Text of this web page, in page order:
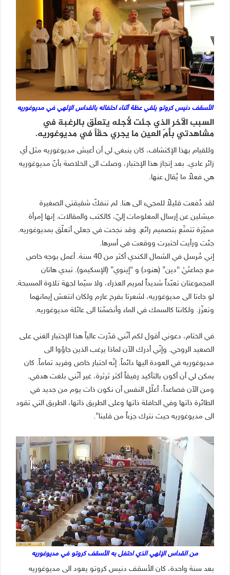
الأسقف دنيس كروتو يلقي عظة أثناء احتفاله بالقداس الإلهي في مديوغوريه
السبب الآخر الذي جئت لأجله يتعلّق بالرغبة في
مشاهدتي بأمّ العين ما يجري حقّاً في مديوغوريه.
وللقيام بهذا الإكتشاف، كان ينبغي لي أن أعيش مديوغوريه مثل أي
زائر عادي. بعد إنجاز هذا الإختبار، وصلت الى الخلاصة بأنّ مديوغوريه
هي فعلاً ما يُقال عنها.
لقد دُفعت قليلاً للمجيء الى هنا. لم تنفكّ شقيقتي الصغيرة
ميشلين عن إرسال المعلومات إليّ، كالكتب والمقالات. إنها إمرأة
مميّزة تتمتّع بتصميم رائع. وقد نجحت في جعلي أتعلّق بمديوغوريه.
جئت ورأيت اختبرت ووقعت في أسرها.
إني مُرسل في الشمال الكندي أكثر من 40 سنة. أعمل بوجه خاص
مع جماعتَيْ “دين” (هنود) و “إينوي” (الإسكيمو). تبدي هاتان
المجموعتان تعبّداً شديداً لمريم العذراء، ولا سيّما لجهة تلاوة المسبحة.
لو جاءتا الى مديوغوريه، لشعرتا بفرح عارم ولكان انتعش إيمانهما
وتعزّز. ولكانتا كالسمك في الماء وأنضمّتا الى عائلة مديوغوريه.
في الختام، دعوني أقول لكم أنّني قدّرت عالياً هذا الإختبار الغني على
الصعيد الروحي. وإنّي أدرك الآن لماذا يرغب الذين جاؤوا الى
مديوغوريه في العودة اليها دائماً. إنّه اختبار خاص وفريد تماماً. كان
يمكن لي أن أكون بالتأكيد رفيقاً أكثر ثرثرة، غير أنّني بلغت هدفي.
ومن الآن فصاعداً، أعلّل النفس أن نكون ذات يوم من جديد في
الطائرة ذاتها وفي الحافلة ذاتها وعلى الطريق ذاتها، الطريق التي تقود
الى مديوغوريه حيث نترك جزءاً من قلبنا”.
من القداس الإلهي الذي احتفل به الأسقف كروتو في مديوغوريه
بعد سنة واحدة، كان الأسقف دنيس كروتو يعود الى مديوغوريه